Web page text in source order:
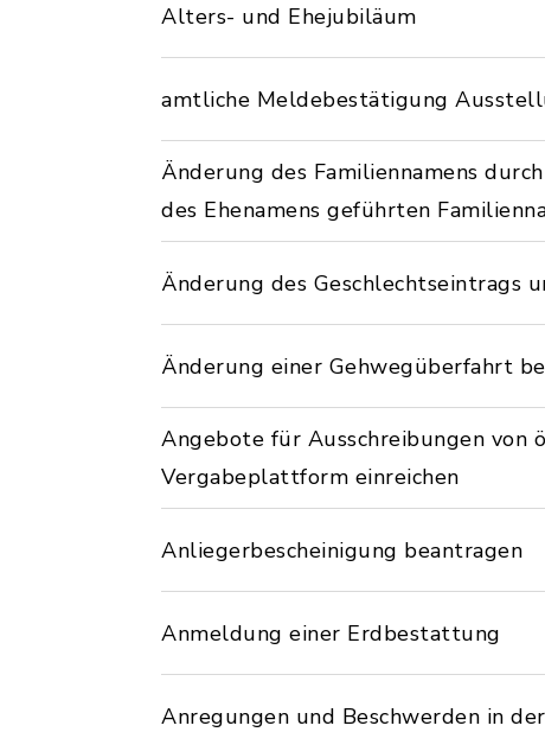
Alters- und Ehejubiläum
amtliche Meldebestätigung
Änderung des Familiennamens
des Ehenamens geführten
Änderung des Geschlechtseintrags
Änderung einer Gehwegüberfahrt
Angebote für Ausschreibungen
Vergabeplattform einreichen
Anliegerbescheinigung beantragen
Anmeldung einer Erdbestattung
Anregungen und Beschwerden in